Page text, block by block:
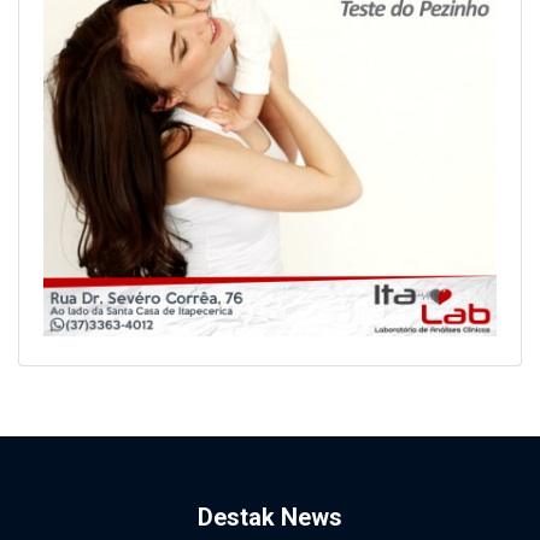
Destak News